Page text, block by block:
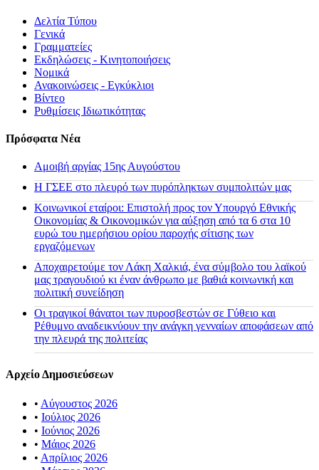
Δελτία Τύπου
Γενικά
Γραμματείες
Εκδηλώσεις - Κινητοποιήσεις
Νομικά
Ανακοινώσεις - Εγκύκλιοι
Βίντεο
Ρυθμίσεις Ιδιωτικότητας
Πρόσφατα Νέα
Αμοιβή αργίας 15ης Αυγούστου
H ΓΣΕΕ στο πλευρό των πυρόπληκτων συμπολιτών μας
Κοινωνικοί εταίροι: Επιστολή προς τον Υπουργό Εθνικής
Οικονομίας & Οικονομικών για αύξηση από τα 6 στα 10
ευρώ του ημερήσιου ορίου παροχής σίτισης των
εργαζόμενων
Αποχαιρετούμε τον Λάκη Χαλκιά, ένα σύμβολο του λαϊκού
μας τραγουδιού κι έναν άνθρωπο με βαθιά κοινωνική και
πολιτική συνείδηση
Οι τραγικοί θάνατοι των πυροσβεστών σε Γύθειο και
Ρέθυμνο αναδεικνύουν την ανάγκη γενναίων αποφάσεων από
την πλευρά της πολιτείας
Αρχείο Δημοσιεύσεων
• Αύγουστος 2026
• Ιούλιος 2026
• Ιούνιος 2026
• Μάιος 2026
• Απρίλιος 2026